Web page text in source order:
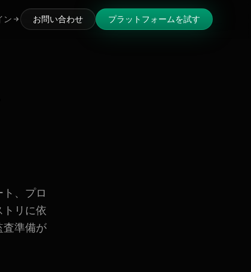
ン お問い合わせ プラットフォームを試す
、プロ
トリに依
査準備が